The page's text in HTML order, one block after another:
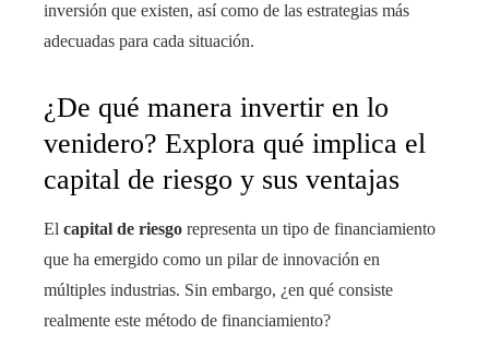
inversión que existen, así como de las estrategias más
adecuadas para cada situación.
¿De qué manera invertir en lo
venidero? Explora qué implica el
capital de riesgo y sus ventajas
El capital de riesgo representa un tipo de financiamiento
que ha emergido como un pilar de innovación en
múltiples industrias. Sin embargo, ¿en qué consiste
realmente este método de financiamiento?